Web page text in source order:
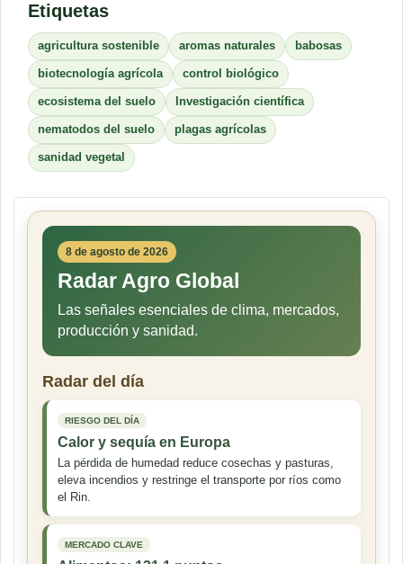
Etiquetas
agricultura sostenible aromas naturales babosas
biotecnología agrícola control biológico
ecosistema del suelo Investigación científica
nematodos del suelo plagas agrícolas
sanidad vegetal
8 de agosto de 2026
Radar Agro Global
Las señales esenciales de clima, mercados,
producción y sanidad.
Radar del día
RIESGO DEL DÍA
Calor y sequía en Europa
La pérdida de humedad reduce cosechas y pasturas,
eleva incendios y restringe el transporte por ríos como
el Rin.
MERCADO CLAVE